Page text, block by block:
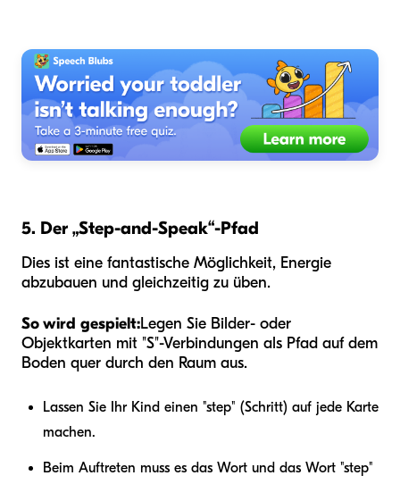
5. Der „Step-and-Speak“-Pfad
Dies ist eine fantastische Möglichkeit, Energie
abzubauen und gleichzeitig zu üben.
So wird gespielt:Legen Sie Bilder- oder
Objektkarten mit "S"-Verbindungen als Pfad auf dem
Boden quer durch den Raum aus.
Lassen Sie Ihr Kind einen "step" (Schritt) auf jede Karte
machen.
Beim Auftreten muss es das Wort und das Wort "step"